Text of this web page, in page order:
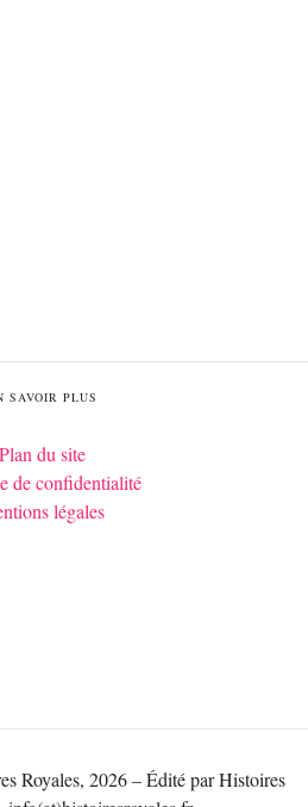
SAVOIR PLUS
Plan du site
de confidentialité
légales
Royales, 2026 – Édité par Histoires